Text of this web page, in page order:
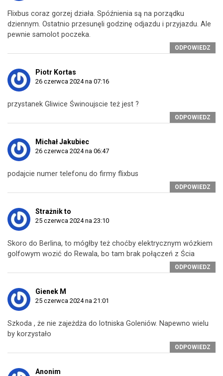
Flixbus coraz gorzej działa. Spóźnienia są na porządku
dziennym. Ostatnio przesunęli godzinę odjazdu i przyjazdu. Ale
pewnie samolot poczeka.
ODPOWIEDZ
Piotr Kortas
26 czerwca 2024 na 07:16
przystanek Gliwice Świnoujscie też jest ?
ODPOWIEDZ
Michał Jakubiec
26 czerwca 2024 na 06:47
podajcie numer telefonu do firmy flixbus
ODPOWIEDZ
Strażnik to
25 czerwca 2024 na 23:10
Skoro do Berlina, to mógłby też choćby elektrycznym wózkiem
golfowym wozić do Rewala, bo tam brak połączeń z Ścia
ODPOWIEDZ
Gienek M
25 czerwca 2024 na 21:01
Szkoda , że nie zajeżdża do lotniska Goleniów. Napewno wielu
by korzystało
ODPOWIEDZ
Anonim